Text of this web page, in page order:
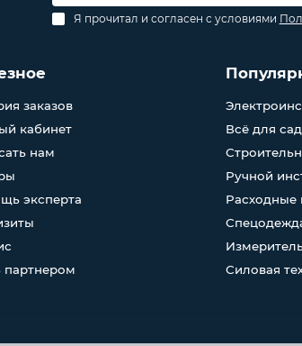
Я прочитал и согласен с условиями
заказов
кабинет
нам
эксперта
партнером
Всё для
Ручной
Расходные
Силовая